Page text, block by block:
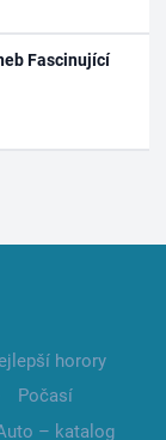
Fascinující
horory
Počasí
– katalog